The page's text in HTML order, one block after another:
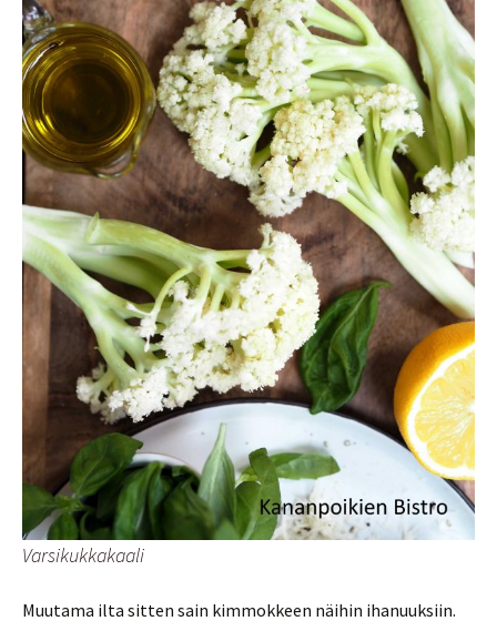
Varsikukkakaali
Muutama ilta sitten sain kimmokkeen näihin ihanuuksiin.